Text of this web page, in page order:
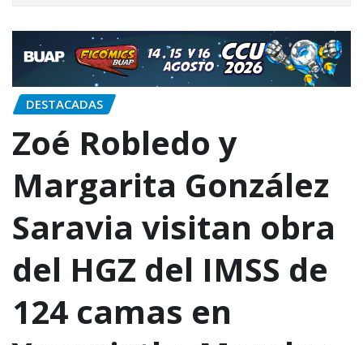
DESTACADAS
Zoé Robledo y
Margarita González
Saravia visitan obra
del HGZ del IMSS de
124 camas en